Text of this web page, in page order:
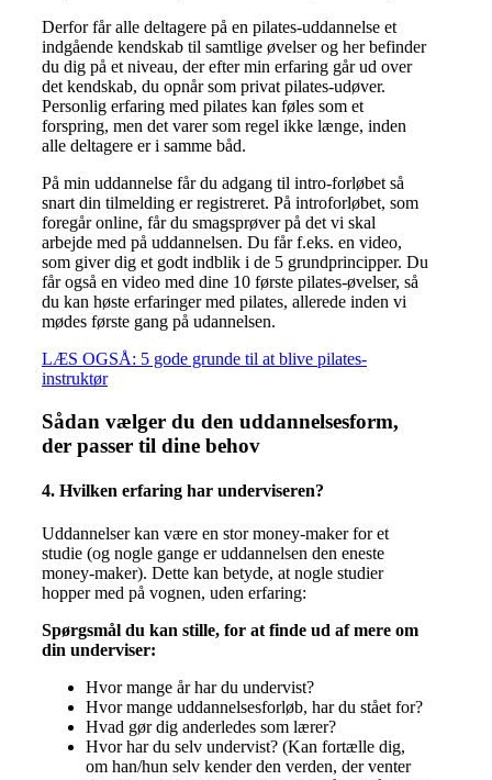
Derfor får alle deltagere på en pilates-uddannelse et
indgående kendskab til samtlige øvelser og her befinder
du dig på et niveau, der efter min erfaring går ud over
det kendskab, du opnår som privat pilates-udøver.
Personlig erfaring med pilates kan føles som et
forspring, men det varer som regel ikke længe, inden
alle deltagere er i samme båd.
På min uddannelse får du adgang til intro-forløbet så
snart din tilmelding er registreret. På introforløbet, som
foregår online, får du smagsprøver på det vi skal
arbejde med på uddannelsen. Du får f.eks. en video,
som giver dig et godt indblik i de 5 grundprincipper. Du
får også en video med dine 10 første pilates-øvelser, så
du kan høste erfaringer med pilates, allerede inden vi
mødes første gang på udannelsen.
LÆS OGSÅ: 5 gode grunde til at blive pilates-
instruktør
Sådan vælger du den uddannelsesform,
der passer til dine behov
4. Hvilken erfaring har underviseren?
Uddannelser kan være en stor money-maker for et
studie (og nogle gange er uddannelsen den eneste
money-maker). Dette kan betyde, at nogle studier
hopper med på vognen, uden erfaring:
Spørgsmål du kan stille, for at finde ud af mere om
din underviser:
Hvor mange år har du undervist?
Hvor mange uddannelsesforløb, har du stået for?
Hvad gør dig anderledes som lærer?
Hvor har du selv undervist? (Kan fortælle dig,
om han/hun selv kender den verden, der venter